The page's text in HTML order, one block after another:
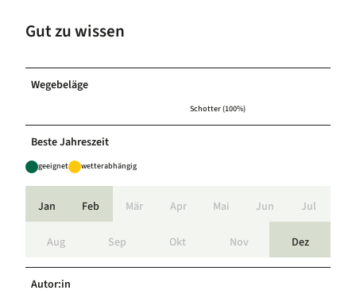
Gut zu wissen
Wegebeläge
Schotter (100%)
Beste Jahreszeit
geeignet wetterabhängig
Jan Feb Mär Apr Mai Jun Jul
Aug Sep Okt Nov Dez
Autor:in